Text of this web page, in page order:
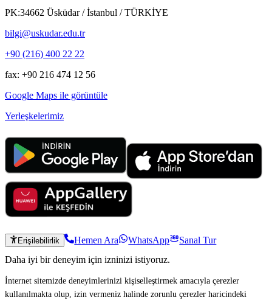
PK:34662 Üsküdar / İstanbul / TÜRKİYE
bilgi@uskudar.edu.tr
+90 (216) 400 22 22
fax: +90 216 474 12 56
Google Maps ile görüntüle
Yerleşkelerimiz
Erişilebilirlik Hemen Ara WhatsApp
Sanal Tur
Daha iyi bir deneyim için izninizi istiyoruz.
İnternet sitemizde deneyimlerinizi kişiselleştirmek amacıyla çerezler
kullanılmakta olup, izin vermeniz halinde zorunlu çerezler haricindeki